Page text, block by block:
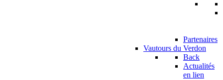
Partenaires
Vautours du Verdon
Back
Actualités
en lien